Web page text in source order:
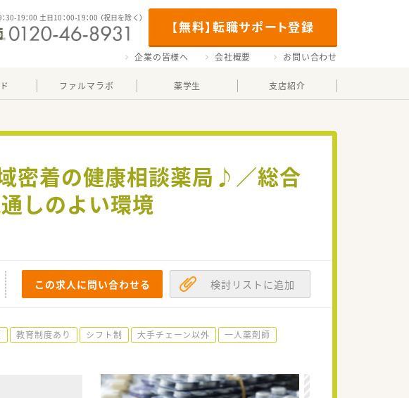
【無料】転職サポート登録
30-19：00 土日10：00-19：00 （祝日を除く）
企業の皆様へ 会社概要 お問い合わせ
ファルマラボ 薬学生 支店紹介
密着の健康相談薬局♪／総合
しのよい環境
この求人に問い合わせる 検討リストに追加
教育制度あり シフト制 大手チェーン以外
一人薬剤師